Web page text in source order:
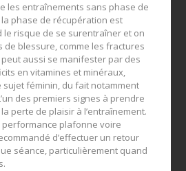
les entraînements sans phase de
phase de récupération est
le risque de se surentraîner et on
de blessure, comme les fractures
aussi se manifester par des
en vitamines et minéraux,
sujet féminin, du fait notamment
des premiers signes à prendre
perte de plaisir à l’entraînement.
performance plafonne voire
d’effectuer un retour
séance, particulièrement quand